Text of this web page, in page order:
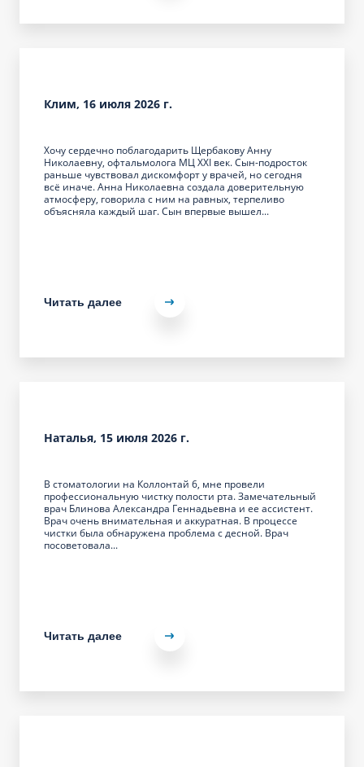
Клим, 16 июля 2026 г.
Хочу сердечно поблагодарить Щербакову Анну
Николаевну, офтальмолога МЦ XXI век. Сын-подросток
раньше чувствовал дискомфорт у врачей, но сегодня
всё иначе. Анна Николаевна создала доверительную
атмосферу, говорила с ним на равных, терпеливо
объясняла каждый шаг. Сын впервые вышел...
Читать далее
Наталья, 15 июля 2026 г.
В стоматологии на Коллонтай 6, мне провели
профессиональную чистку полости рта. Замечательный
врач Блинова Александра Геннадьевна и ее ассистент.
Врач очень внимательная и аккуратная. В процессе
чистки была обнаружена проблема с десной. Врач
посоветовала...
Читать далее